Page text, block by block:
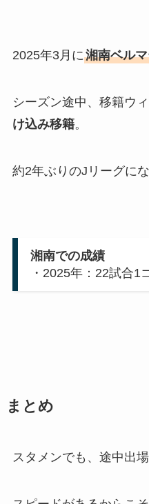
2025年3月に湘南ベル
シーズン途中、移籍ウ
け込み移籍。
約2年ぶりのJリーグにな
湘南での成績
・2025年：22試合1
まとめ
スタメンでも、途中出